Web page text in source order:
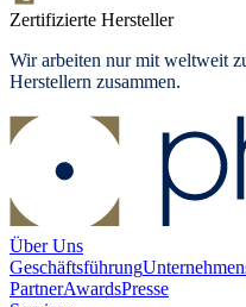
Zertifizierte Hersteller
Wir arbeiten nur mit weltweit
Herstellern zusammen.
Über Uns
Geschäftsführung
PartnerAwardsPresse